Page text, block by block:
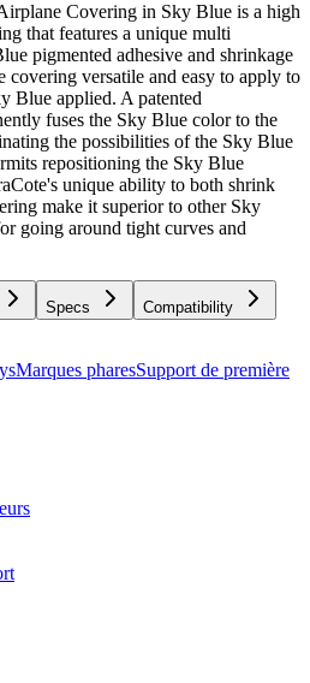
Covering in Sky Blue is a high
that features a unique multi
pigmented adhesive and shrinkage
covering versatile and easy to apply to
Blue applied. A patented
fuses the Sky Blue color to the
the possibilities of the Sky Blue
repositioning the Sky Blue
unique ability to both shrink
make it superior to other Sky
going around tight curves and
Specs Compatibility
Marques pharesSupport de première